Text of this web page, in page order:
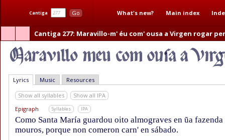
Cantiga Go What's new? Main index
Cantiga 277: Maravillo-m' éu com' ousa a Virgen rogar
Lyrics Music Resources
Show all syllables
Show all IPA
Epigraph
Syllables IPA
Como Santa María guardou oito almograves en ũa
mouros, porque non comeron carn' en sábado.